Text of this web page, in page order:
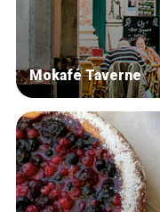
Mokafé Taverne